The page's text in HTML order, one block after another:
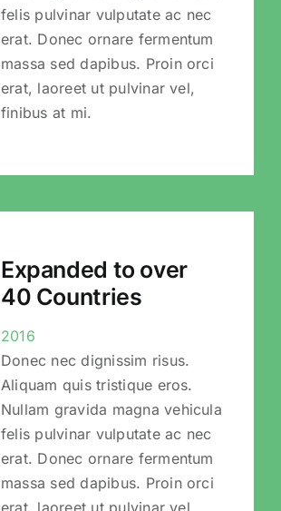
felis pulvinar vulputate ac nec
erat. Donec ornare fermentum
massa sed dapibus. Proin orci
erat, laoreet ut pulvinar vel,
finibus at mi.
Expanded to over
40 Countries
2016
Donec nec dignissim risus.
Aliquam quis tristique eros.
Nullam gravida magna vehicula
felis pulvinar vulputate ac nec
erat. Donec ornare fermentum
massa sed dapibus. Proin orci
erat, laoreet ut pulvinar vel,